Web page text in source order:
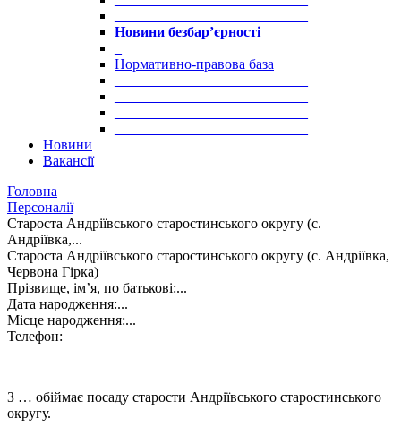
Новини безбар’єрності
Нормативно-правова база
Новини
Вакансії
Головна
Персоналії
Староста Андріївського старостинського округу (с.
Андріївка,...
Староста Андріївського старостинського округу (с. Андріївка,
Червона Гірка)
Прізвище, ім’я, по батькові:...
Дата народження:...
Місце народження:...
Телефон:
З … обіймає посаду старости Андріївського старостинського
округу.